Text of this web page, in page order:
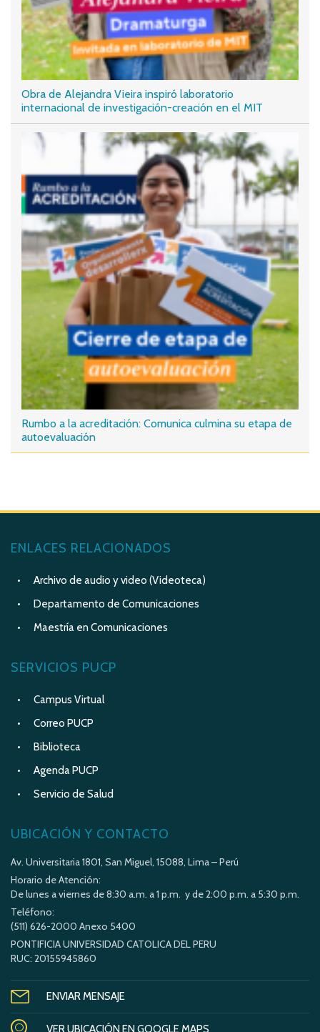
Obra de Alejandra Vieira inspiró laboratorio
internacional de investigación-creación en el MIT
Rumbo a la acreditación: Comunica culmina su etapa de
autoevaluación
ENLACES RELACIONADOS
Archivo de audio y video (Videoteca)
Departamento de Comunicaciones
Maestría en Comunicaciones
SERVICIOS PUCP
Campus Virtual
Correo PUCP
Biblioteca
Agenda PUCP
Servicio de Salud
UBICACIÓN Y CONTACTO
Av. Universitaria 1801, San Miguel, 15088, Lima – Perú
Horario de Atención:
De lunes a viernes de 8:30 a.m. a 1 p.m. y de 2:00 p.m. a 5:30 p.m.
Teléfono:
(511) 626-2000 Anexo 5400
PONTIFICIA UNIVERSIDAD CATOLICA DEL PERU
RUC: 20155945860
ENVIAR MENSAJE